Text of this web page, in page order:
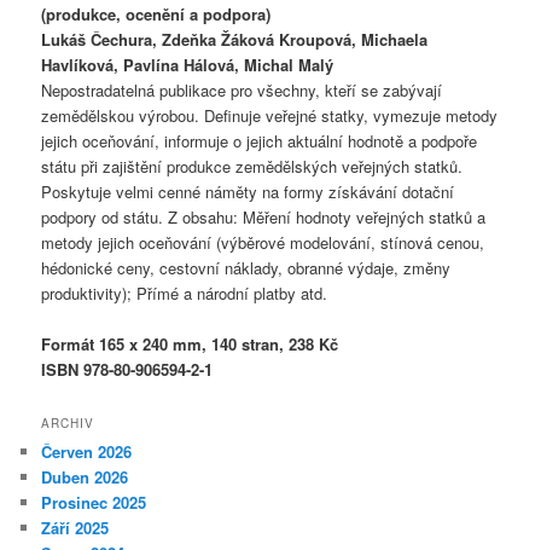
(produkce, ocenění a podpora)
Lukáš Čechura, Zdeňka Žáková Kroupová, Michaela
Havlíková, Pavlína Hálová, Michal Malý
Nepostradatelná publikace pro všechny, kteří se zabývají
zemědělskou výrobou. Definuje veřejné statky, vymezuje metody
jejich oceňování, informuje o jejich aktuální hodnotě a podpoře
státu při zajištění produkce zemědělských veřejných statků.
Poskytuje velmi cenné náměty na formy získávání dotační
podpory od státu. Z obsahu: Měření hodnoty veřejných statků a
metody jejich oceňování (výběrové modelování, stínová cenou,
hédonické ceny, cestovní náklady, obranné výdaje, změny
produktivity); Přímé a národní platby atd.
Formát 165 x 240 mm, 140 stran, 238 Kč
ISBN 978-80-906594-2-1
ARCHIV
Červen 2026
Duben 2026
Prosinec 2025
Září 2025